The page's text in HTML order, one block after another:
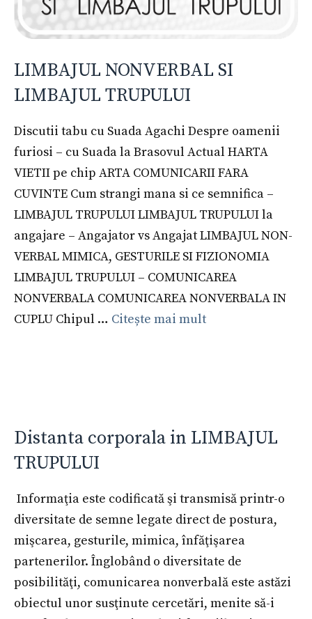
LIMBAJUL NONVERBAL SI
LIMBAJUL TRUPULUI
Discutii tabu cu Suada Agachi Despre oamenii
furiosi – cu Suada la Brasovul Actual HARTA
VIETII pe chip ARTA COMUNICARII FARA
CUVINTE Cum strangi mana si ce semnifica –
LIMBAJUL TRUPULUI LIMBAJUL TRUPULUI la
angajare – Angajator vs Angajat LIMBAJUL NON-
VERBAL MIMICA, GESTURILE SI FIZIONOMIA
LIMBAJUL TRUPULUI – COMUNICAREA
NONVERBALA COMUNICAREA NONVERBALA IN
CUPLU Chipul … Citește mai mult
Distanta corporala in LIMBAJUL
TRUPULUI
Informaţia este codificată şi transmisă printr-o
diversitate de semne legate direct de postura,
mişcarea, gesturile, mimica, înfăţişarea
partenerilor. Înglobând o diversitate de
posibilităţi, comunicarea nonverbală este astăzi
obiectul unor susţinute cercetări, menite să-i